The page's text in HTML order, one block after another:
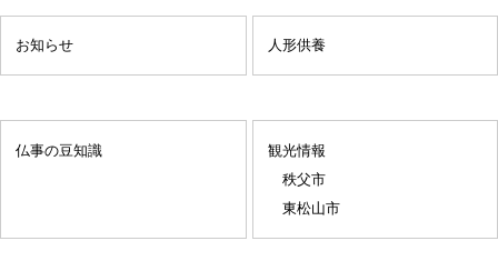
お知らせ 人形供養
仏事の豆知識
観光情報
秩父市
東松山市